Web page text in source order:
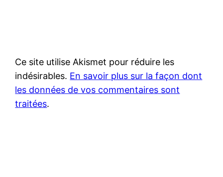
Ce site utilise Akismet pour réduire les
indésirables. En savoir plus sur la façon dont
les données de vos commentaires sont
traitées.